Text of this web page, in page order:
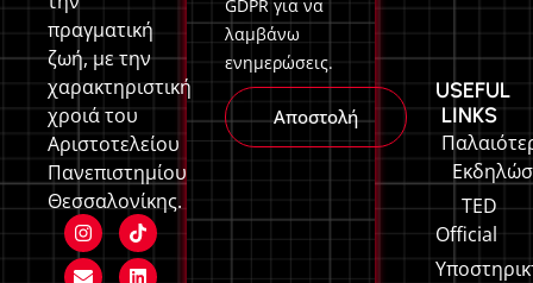
πραγματική
ζωή, με την
χαρακτηριστική
χροιά του
Αριστοτελείου
Πανεπιστημίου
Θεσσαλονίκης.
USEFUL
LINKS
TED
Official
GDPR για να
λαμβάνω
ενημερώσεις.
Αποστολή